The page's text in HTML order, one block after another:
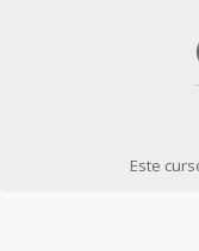
Este